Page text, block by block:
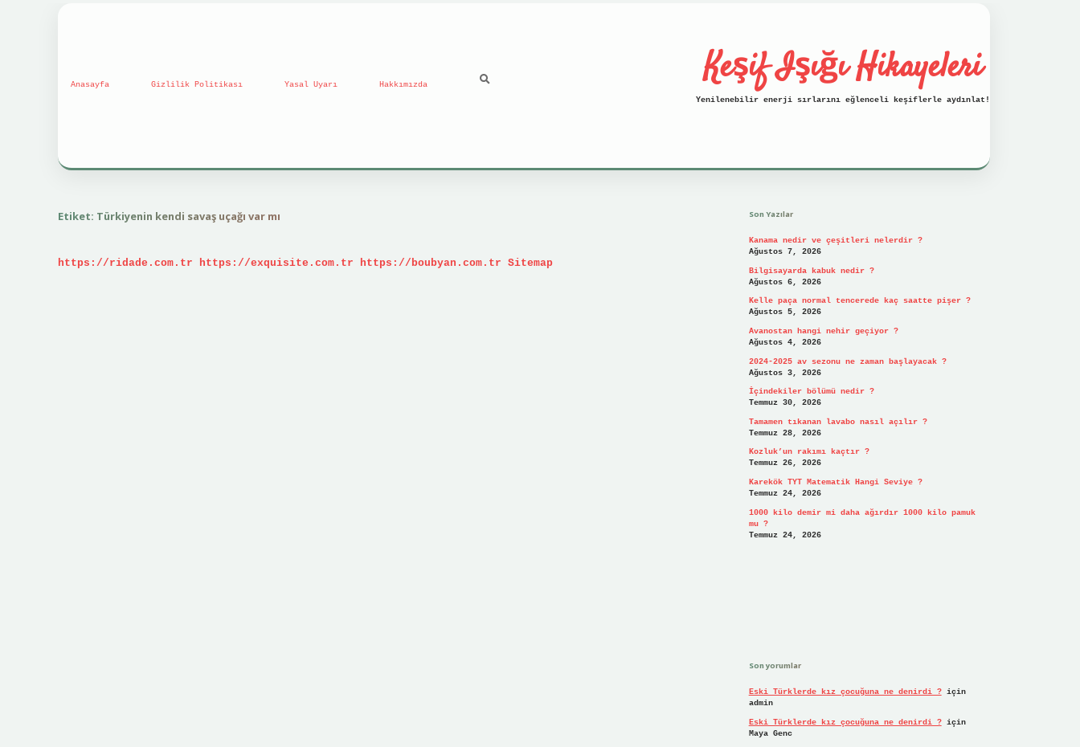
Anasayfa Gizlilik Politikası Yasal Uyarı Hakkımızda Keşif Işığı Hikayeleri
Yenilenebilir enerji sırlarını eğlenceli keşiflerle aydınlat!
Etiket: Türkiyenin kendi savaş uçağı var mı
https://ridade.com.tr https://exquisite.com.tr https://boubyan.com.tr Sitemap
Son Yazılar
Kanama nedir ve çeşitleri nelerdir ?
Ağustos 7, 2026
Bilgisayarda kabuk nedir ?
Ağustos 6, 2026
Kelle paça normal tencerede kaç saatte pişer ?
Ağustos 5, 2026
Avanostan hangi nehir geçiyor ?
Ağustos 4, 2026
2024-2025 av sezonu ne zaman başlayacak ?
Ağustos 3, 2026
İçindekiler bölümü nedir ?
Temmuz 30, 2026
Tamamen tıkanan lavabo nasıl açılır ?
Temmuz 28, 2026
Kozluk’un rakımı kaçtır ?
Temmuz 26, 2026
Karekök TYT Matematik Hangi Seviye ?
Temmuz 24, 2026
1000 kilo demir mi daha ağırdır 1000 kilo pamuk
mu ?
Temmuz 24, 2026
Son yorumlar
Eski Türklerde kız çocuğuna ne denirdi ?için
admin
Eski Türklerde kız çocuğuna ne denirdi ?için
Maya Genc